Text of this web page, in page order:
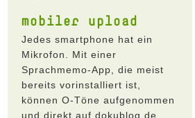
mobiler upload
Jedes smartphone hat ein
Mikrofon. Mit einer
Sprachmemo-App, die meist
bereits vorinstalliert ist,
können O-Töne aufgenommen
und direkt auf dokublog.de